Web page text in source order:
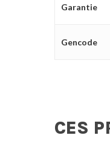
Garantie
Gencode
CES